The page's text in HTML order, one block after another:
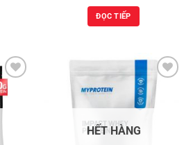
ĐỌC TIẾP
HẾT HÀNG